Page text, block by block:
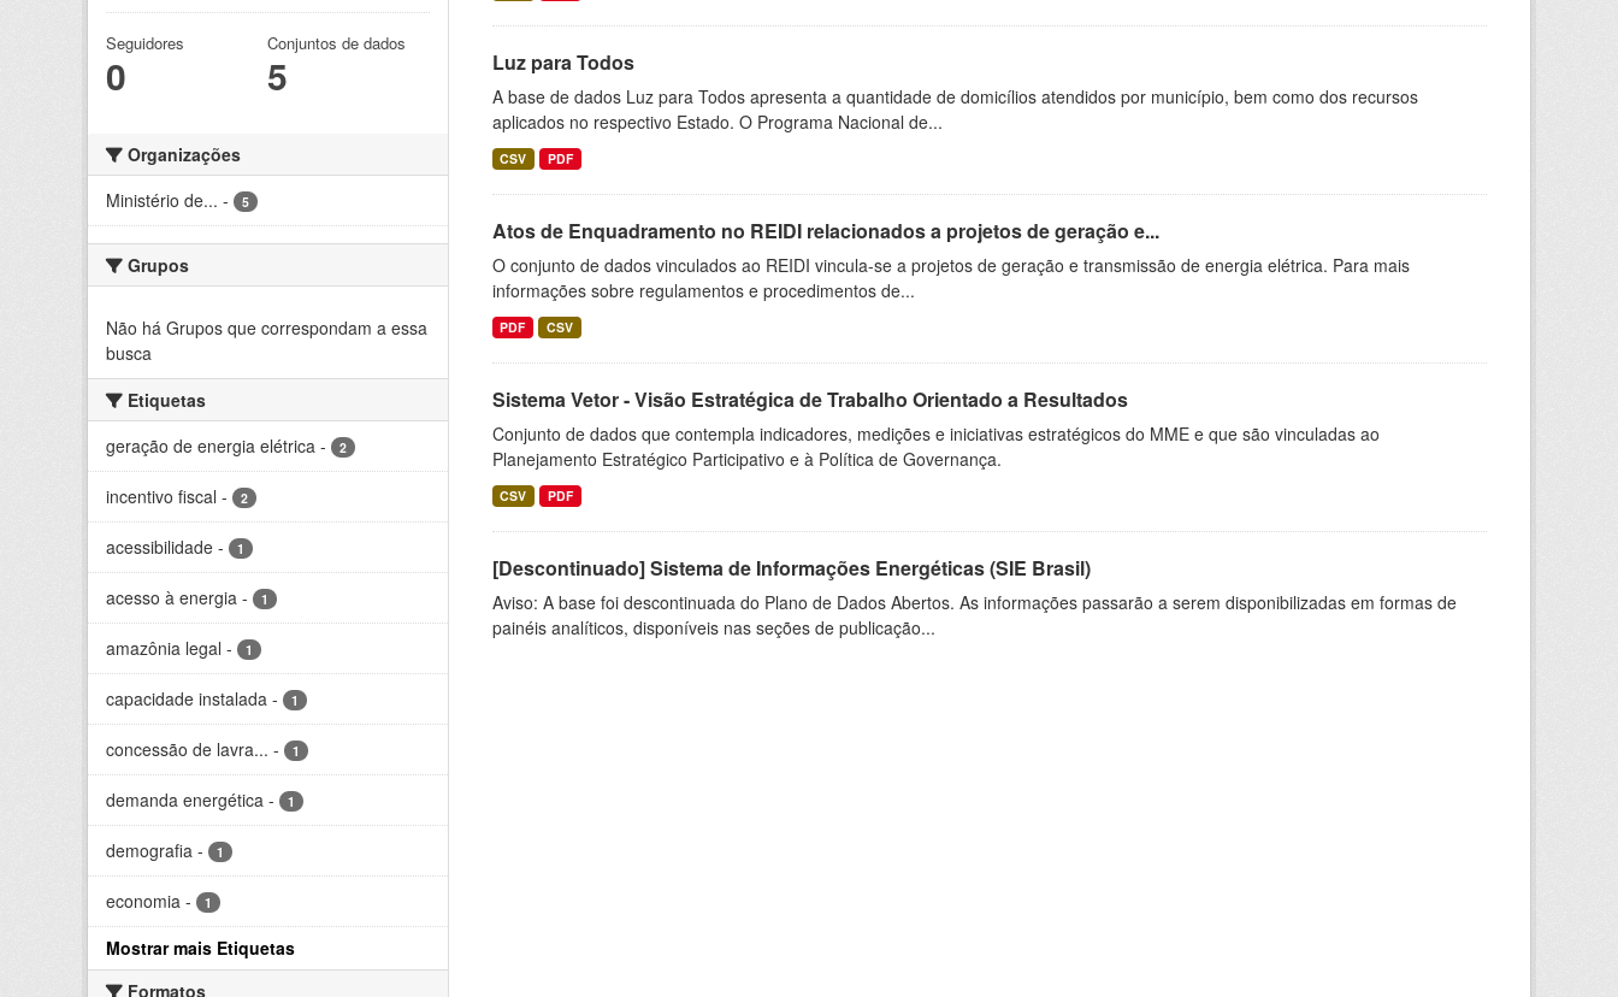
Seguidores
0
Conjuntos de dados
5
Organizações
Ministério de... - 5
Grupos
Não há Grupos que correspondam a essa
busca
Etiquetas
geração de energia elétrica - 2
incentivo fiscal - 2
acessibilidade - 1
acesso à energia - 1
amazônia legal - 1
capacidade instalada - 1
concessão de lavra... - 1
demanda energética - 1
demografia - 1
economia - 1
Mostrar mais Etiquetas
Formatos
Luz para Todos
A base de dados Luz para Todos apresenta a quantidade de domicílios atendidos por município, bem como dos recursos
aplicados no respectivo Estado. O Programa Nacional de...
CSV PDF
Atos de Enquadramento no REIDI relacionados a projetos de geração e...
O conjunto de dados vinculados ao REIDI vincula-se a projetos de geração e transmissão de energia elétrica. Para mais
informações sobre regulamentos e procedimentos de...
PDF CSV
Sistema Vetor - Visão Estratégica de Trabalho Orientado a Resultados
Conjunto de dados que contempla indicadores, medições e iniciativas estratégicos do MME e que são vinculadas ao
Planejamento Estratégico Participativo e à Política de Governança.
CSV PDF
[Descontinuado] Sistema de Informações Energéticas (SIE Brasil)
Aviso: A base foi descontinuada do Plano de Dados Abertos. As informações passarão a serem disponibilizadas em formas de
painéis analíticos, disponíveis nas seções de publicação...